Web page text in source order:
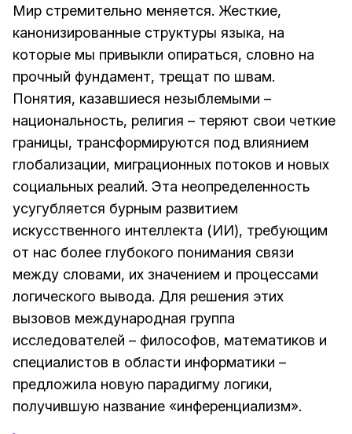
Мир стремительно меняется. Жесткие,
канонизированные структуры языка, на
которые мы привыкли опираться, словно на
прочный фундамент, трещат по швам.
Понятия, казавшиеся незыблемыми –
национальность, религия – теряют свои четкие
границы, трансформируются под влиянием
глобализации, миграционных потоков и новых
социальных реалий. Эта неопределенность
усугубляется бурным развитием
искусственного интеллекта (ИИ), требующим
от нас более глубокого понимания связи
между словами, их значением и процессами
логического вывода. Для решения этих
вызовов международная группа
исследователей – философов, математиков и
специалистов в области информатики –
предложила новую парадигму логики,
получившую название «инференциализм».